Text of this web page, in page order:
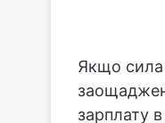
Якщо сила
зарплату